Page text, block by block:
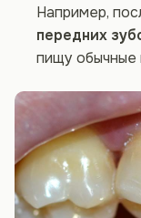
Например,
передних
пищу обычные